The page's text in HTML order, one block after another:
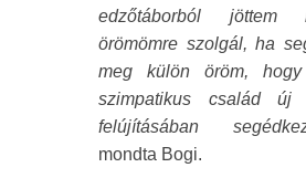
edzőtáborból jöttem
örömömre szolgál, ha
meg külön öröm,
szimpatikus család új
felújításában
mondta Bogi.